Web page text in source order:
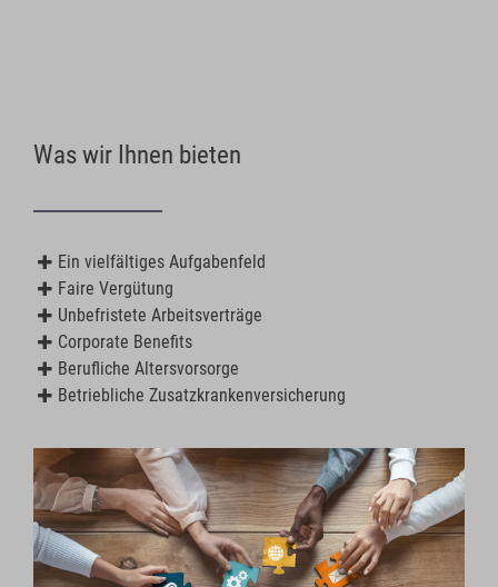
Was wir Ihnen bieten
Ein vielfältiges Aufgabenfeld
Faire Vergütung
Unbefristete Arbeitsverträge
Corporate Benefits
Berufliche Altersvorsorge
Betriebliche Zusatzkrankenversicherung